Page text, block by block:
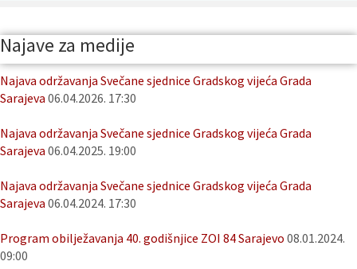
Najave za medije
Najava održavanja Svečane sjednice Gradskog vijeća Grada
Sarajeva 06.04.2026. 17:30
Najava održavanja Svečane sjednice Gradskog vijeća Grada
Sarajeva 06.04.2025. 19:00
Najava održavanja Svečane sjednice Gradskog vijeća Grada
Sarajeva 06.04.2024. 17:30
Program obilježavanja 40. godišnjice ZOI 84 Sarajevo 08.01.2024.
09:00